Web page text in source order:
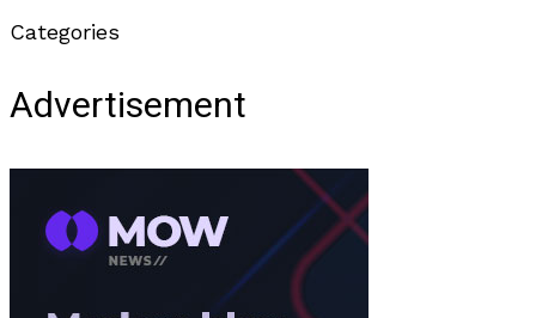
Categories
Advertisement